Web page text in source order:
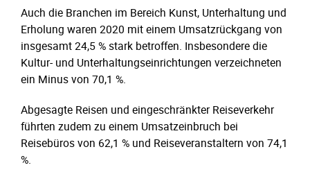
Auch die Branchen im Bereich Kunst, Unterhaltung und
Erholung waren 2020 mit einem Umsatzrückgang von
insgesamt 24,5 % stark betroffen. Insbesondere die
Kultur- und Unterhaltungseinrichtungen verzeichneten
ein Minus von 70,1 %.
Abgesagte Reisen und eingeschränkter Reiseverkehr
führten zudem zu einem Umsatzeinbruch bei
Reisebüros von 62,1 % und Reiseveranstaltern von 74,1
%.